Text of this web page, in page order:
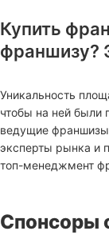
Купить
франшизу?
Уникальность
чтобы на ней были
ведущие
эксперты рынка и
топ-менеджмент
Спонсоры